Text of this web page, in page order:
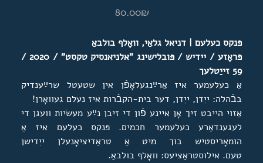
‏80.00 ‏₪
פּנקס כעלעם | דניאל גלאַי, וואָלף בולבאַ
פּראָזע / יידיש / פּובלישינג "אלניאנסיק טקסט
" / 2020 /
59 זייַטלעך
אַ כעלעמער איז אַרײַנגעלאָפֿן אין שטעטל שרײַענדיק
בבֿהלה: ייִדן, ייִדן, דער בית-הקבֿרות איז נעלם געוואָרן!
אַזוי הייבט זיך אָן איינע פֿון די זיבן נײַע מעשׂיות וועגן די
לעגענדאַרע כעלעמער חכמים. פּנקס כעלעם איז אַ
הומאָריסטיש בוך מיט אַ טראַדיציאָנעלן ייִדישן
טעם. אילוסטראַציעס: וואָלף בולבאַ.